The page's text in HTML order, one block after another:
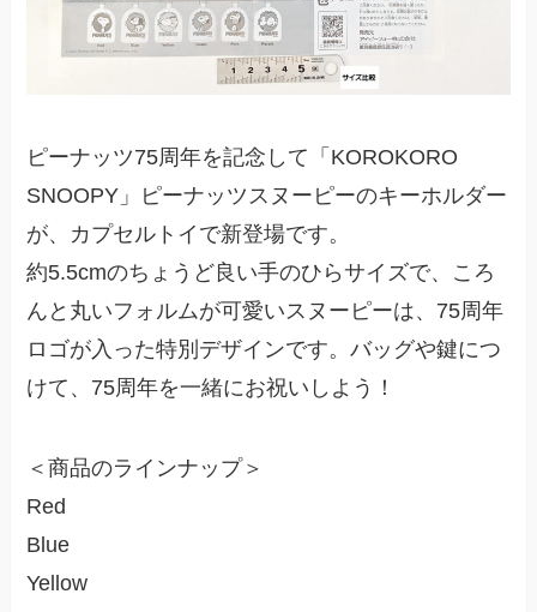
ピーナッツ75周年を記念して「KOROKORO
SNOOPY」ピーナッツスヌーピーのキーホルダー
が、カプセルトイで新登場です。
約5.5cmのちょうど良い手のひらサイズで、ころ
んと丸いフォルムが可愛いスヌーピーは、75周年
ロゴが入った特別デザインです。バッグや鍵につ
けて、75周年を一緒にお祝いしよう！
＜商品のラインナップ＞
Red
Blue
Yellow